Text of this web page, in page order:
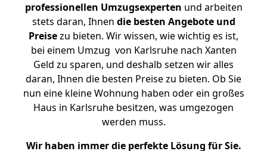
professionellen Umzugsexperten und arbeiten
stets daran, Ihnen die besten Angebote und
Preisezu bieten. Wir wissen, wie wichtig es ist,
bei einem Umzug von Karlsruhe nach Xanten
Geld zu sparen, und deshalb setzen wir alles
daran, Ihnen die besten Preise zu bieten. Ob Sie
nun eine kleine Wohnung haben oder ein großes
Haus in Karlsruhe besitzen, was umgezogen
werden muss.
Wir haben immer die perfekte Lösung für Sie.